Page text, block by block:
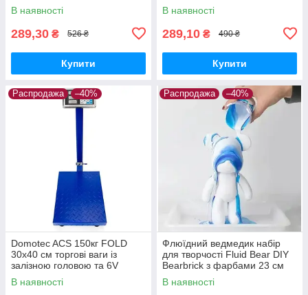
В наявності
289,30 ₴ 526 ₴
Купити
В наявності
289,10 ₴ 490 ₴
Купити
Распродажа –40%
Domotec ACS 150кг FOLD
30x40 см торгові ваги із
залізною головою та 6V
живленням
В наявності
Распродажа –40%
Флюїдний ведмедик набір
для творчості Fluid Bear DIY
Bearbrick з фарбами 23 см
В наявності